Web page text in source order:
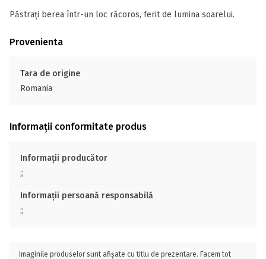
Păstrați berea într-un loc răcoros, ferit de lumina soarelui.
Provenienta
Tara de origine
Romania
Informații conformitate produs
Informații producător
;;
Informații persoană responsabilă
;;
Imaginile produselor sunt afișate cu titlu de prezentare. Facem tot